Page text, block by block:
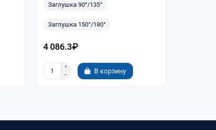
Заглушка 90°/135°
Заглушка 150°/180°
4 086.3₽
В корзину